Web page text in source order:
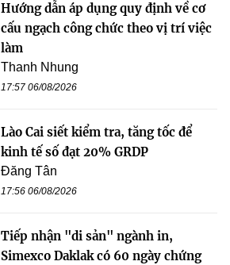
Hướng dẫn áp dụng quy định về cơ
cấu ngạch công chức theo vị trí việc
làm
Thanh Nhung
17:57 06/08/2026
Lào Cai siết kiểm tra, tăng tốc để
kinh tế số đạt 20% GRDP
Đăng Tân
17:56 06/08/2026
Tiếp nhận "di sản" ngành in,
Simexco Daklak có 60 ngày chứng